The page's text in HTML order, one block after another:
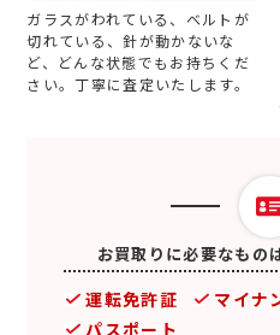
ガラスがわれている、ベルトが
切れている、針が動かないな
ど、どんな状態でもお持ちくだ
さい。丁寧に査定いたします。
お買取りに必要なもの
運転免許証
マイナ
パスポート